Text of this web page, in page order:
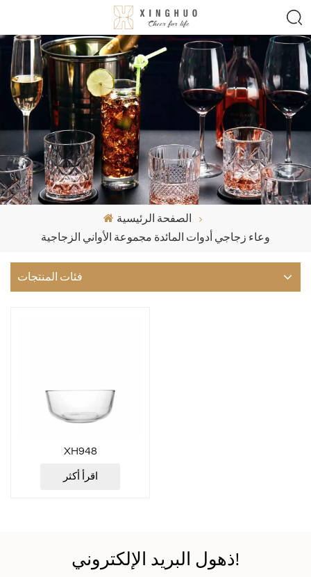
الصفحة الرئيسية
وعاء زجاجي أدوات المائدة مجموعة الأواني الزجاجية
فئات المنتجات
XH948
اقرأ أكثر
ذهول البريد الإلكتروني!